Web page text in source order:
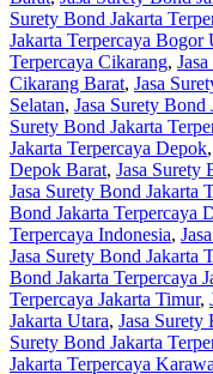
Surety Bond Jakarta
Jakarta Terpercaya Bogor
Terpercaya Cikarang,
Cikarang Barat, Jasa
Selatan, Jasa Surety Bond
Surety Bond Jakarta
Jakarta Terpercaya Depok,
Depok Barat, Jasa Surety
Jasa Surety Bond Jakarta
Bond Jakarta Terpercaya
Terpercaya Indonesia,
Jasa Surety Bond Jakarta
Bond Jakarta Terpercaya
Terpercaya Jakarta Timur,
Jakarta Utara, Jasa Surety
Surety Bond Jakarta
Jakarta Terpercaya